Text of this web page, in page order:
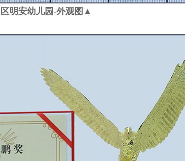
明安幼儿园-外观图 ▲